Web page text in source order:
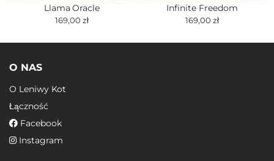
Llama Oracle
169,00 zł
Infinite Freedom
169,00 zł
O NAS
O Leniwy Kot
Łączność
Facebook
Instagram